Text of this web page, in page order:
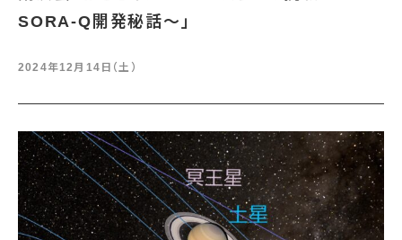
SORA-Q開発秘話～」
2024年12月14日（土）